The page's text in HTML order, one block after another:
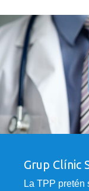
Grup Clínic
La TPP pretén